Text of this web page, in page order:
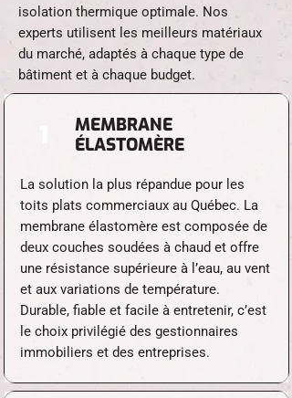
isolation thermique optimale. Nos
experts utilisent les meilleurs matériaux
du marché, adaptés à chaque type de
bâtiment et à chaque budget.
MEMBRANE
ÉLASTOMÈRE
La solution la plus répandue pour les
toits plats commerciaux au Québec. La
membrane élastomère est composée de
deux couches soudées à chaud et offre
une résistance supérieure à l’eau, au vent
et aux variations de température.
Durable, fiable et facile à entretenir, c’est
le choix privilégié des gestionnaires
immobiliers et des entreprises.